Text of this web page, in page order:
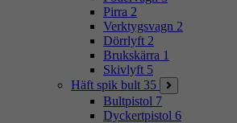
Pirra 2
Verktygsvagn 2
Dörrlyft 2
Brukskärra 1
Skivlyft 5
Häft spik bult 35
Bultpistol 7
Dyckertpistol 6